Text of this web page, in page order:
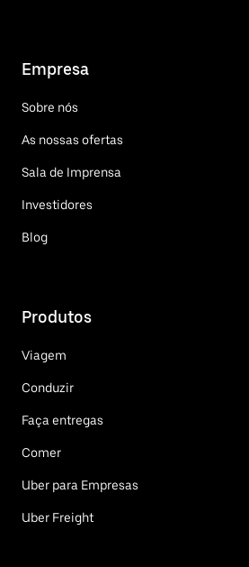
Empresa
Sobre nós
As nossas ofertas
Sala de Imprensa
Investidores
Blog
Produtos
Viagem
Conduzir
Faça entregas
Comer
Uber para Empresas
Uber Freight